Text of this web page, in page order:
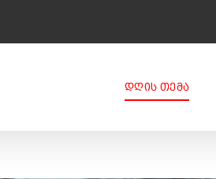
ᲓᲦᲘᲡ ᲗᲔᲛᲐ